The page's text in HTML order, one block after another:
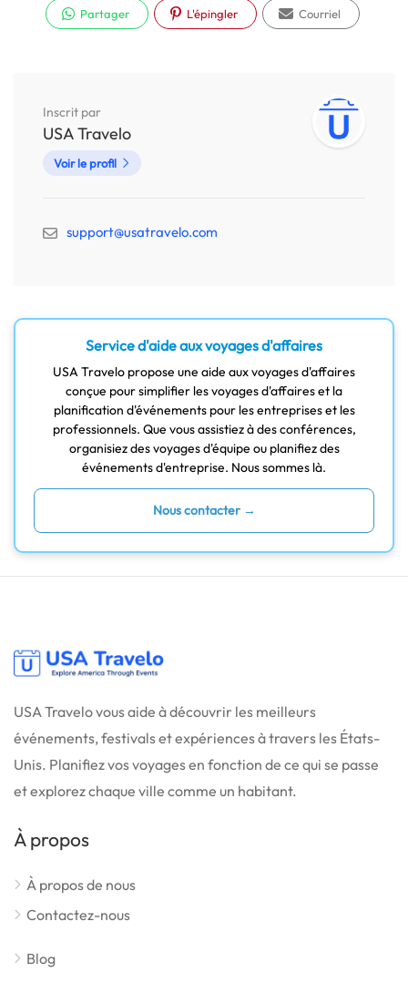
Partager L'épingler Courriel
Inscrit par
USA Travelo
Voir le profil
support@usatravelo.com
Service d'aide aux voyages d'affaires
USA Travelo propose une aide aux voyages d'affaires
conçue pour simplifier les voyages d'affaires et la
planification d'événements pour les entreprises et les
professionnels. Que vous assistiez à des conférences,
organisiez des voyages d'équipe ou planifiez des
événements d'entreprise. Nous sommes là.
Nous contacter →
USA Travelo vous aide à découvrir les meilleurs
événements, festivals et expériences à travers les États-
Unis. Planifiez vos voyages en fonction de ce qui se passe
et explorez chaque ville comme un habitant.
À propos
À propos de nous
Contactez-nous
Blog